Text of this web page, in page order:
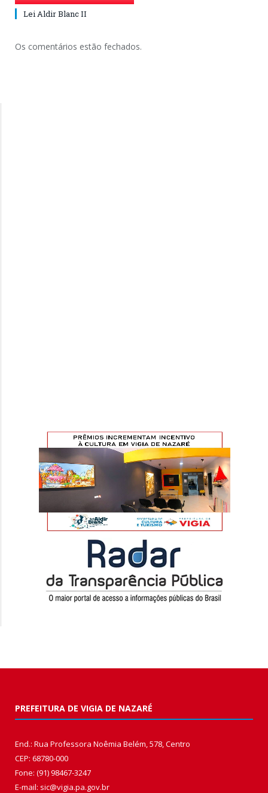
Lei Aldir Blanc II
Os comentários estão fechados.
PREFEITURA DE VIGIA DE NAZARÉ
End.: Rua Professora Noêmia Belém, 578, Centro
CEP: 68780-000
Fone: (91) 98467-3247
E-mail: sic@vigia.pa.gov.br